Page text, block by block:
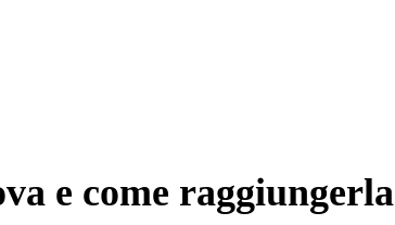
e come raggiungerla